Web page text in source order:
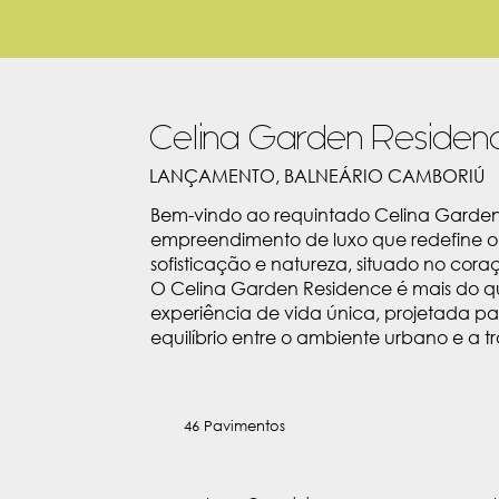
Celina Garden
LANÇAMENTO, BALNEÁRIO CAMBORIÚ
Bem-vindo ao requintado Celina
empreendimento de luxo que redefine
sofisticação e natureza, situado no
O Celina Garden Residence é mais do
experiência de vida única, projetada
equilíbrio entre o ambiente urbano e a
46 Pavimentos